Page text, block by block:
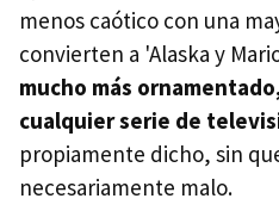
menos caótico con una
convierten a 'Alaska y
mucho más
cualquier serie de
propiamente dicho, sin
necesariamente malo.